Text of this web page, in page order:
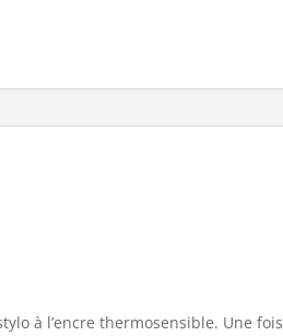
à l’encre thermosensible. Une fois